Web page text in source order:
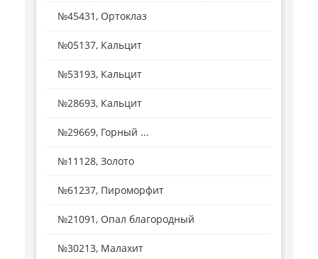
№45431, Ортоклаз
№05137, Кальцит
№53193, Кальцит
№28693, Кальцит
№29669, Горный ...
№11128, Золото
№61237, Пироморфит
№21091, Опал благородный
№30213, Малахит